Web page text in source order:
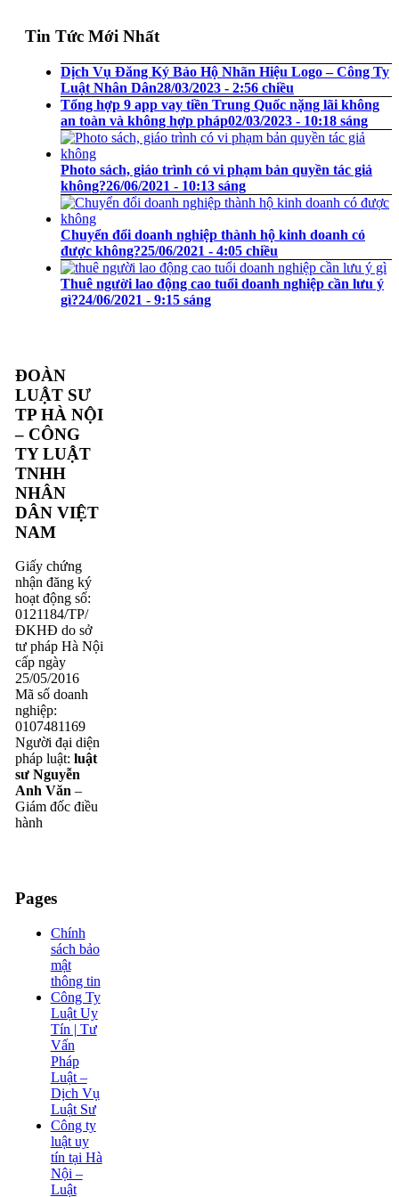
Tin Tức Mới Nhất
Dịch Vụ Đăng Ký Bảo Hộ Nhãn Hiệu Logo – Công Ty
Luật Nhân Dân28/03/2023 - 2:56 chiều
Tổng hợp 9 app vay tiền Trung Quốc nặng lãi không
an toàn và không hợp pháp02/03/2023 - 10:18 sáng
Photo sách, giáo trình có vi phạm bản quyền tác giả
không?26/06/2021 - 10:13 sáng
Chuyển đổi doanh nghiệp thành hộ kinh doanh có
được không?25/06/2021 - 4:05 chiều
Thuê người lao động cao tuổi doanh nghiệp cần lưu ý
gì?24/06/2021 - 9:15 sáng
ĐOÀN
LUẬT SƯ
TP HÀ NỘI
– CÔNG
TY LUẬT
TNHH
NHÂN
DÂN VIỆT
NAM
Giấy chứng
nhận đăng ký
hoạt động số:
0121184/TP/
ĐKHĐ do sở
tư pháp Hà Nội
cấp ngày
25/05/2016
Mã số doanh
nghiệp:
0107481169
Người đại diện
pháp luật: luật
sư Nguyễn
Anh Văn –
Giám đốc điều
hành
Pages
Chính
sách bảo
mật
thông tin
Công Ty
Luật Uy
Tín | Tư
Vấn
Pháp
Luật –
Dịch Vụ
Luật Sư
Công ty
luật uy
tín tại Hà
Nội –
Luật